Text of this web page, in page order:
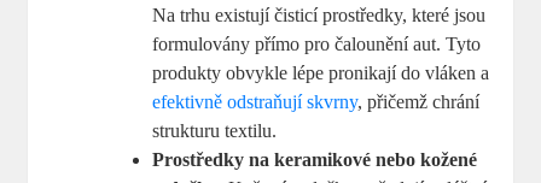
Na trhu existují čisticí prostředky, které jsou
formulovány přímo pro čalounění aut. Tyto
produkty obvykle lépe pronikají do vláken a
efektivně odstraňují skvrny, přičemž chrání
strukturu textilu.
Prostředky na keramikové nebo kožené